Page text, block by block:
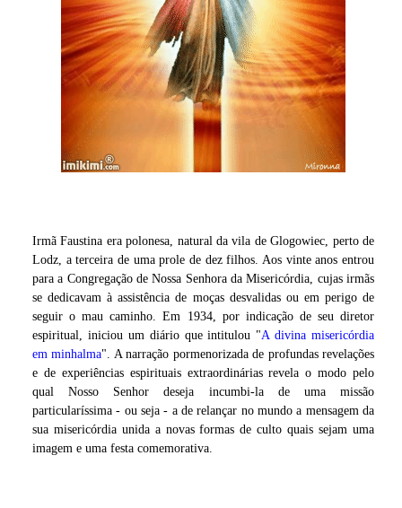
Irmã Faustina era polonesa, natural da vila de Glogowiec, perto de
Lodz, a terceira de uma prole de dez filhos. Aos vinte anos entrou
para a Congregação de Nossa Senhora da Misericórdia, cujas irmãs
se dedicavam à assistência de moças desvalidas ou em perigo de
seguir o mau caminho. Em 1934, por indicação de seu diretor
espiritual, iniciou um diário que intitulou "A divina misericórdia
em minhalma". A narração pormenorizada de profundas revelações
e de experiências espirituais extraordinárias revela o modo pelo
qual Nosso Senhor deseja incumbi-la de uma missão
particularíssima - ou seja - a de relançar no mundo a mensagem da
sua misericórdia unida a novas formas de culto quais sejam uma
imagem e uma festa comemorativa.